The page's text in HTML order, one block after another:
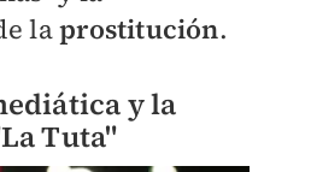
laprostitución.
y la
Tuta"